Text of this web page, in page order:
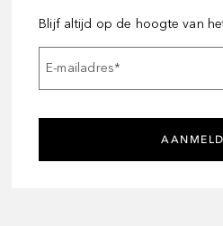
Blijf altijd op de hoogte van
E-mailadres*